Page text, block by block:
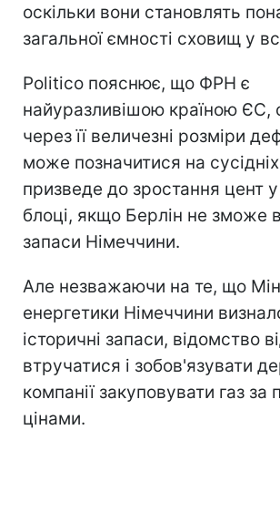
оскільки вони становлять
загальної ємності сховищ у
Politico пояснює, що ФРН є
найуразливішою країною ЄС,
через її величезні розміри
може позначитися на
призведе до зростання цент
блоці, якщо Берлін не зможе
запаси Німеччини.
Але незважаючи на те, що
енергетики Німеччини
історичні запаси, відомство
втручатися і зобов'язувати
компанії закуповувати газ за
цінами.